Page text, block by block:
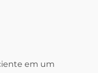
em um